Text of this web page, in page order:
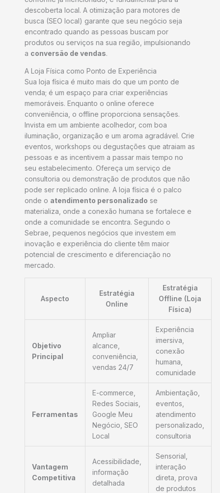
descoberta local. A otimização para motores de
busca (SEO local) garante que seu negócio seja
encontrado quando as pessoas buscam por
produtos ou serviços na sua região, impulsionando
a conversão de vendas.
A Loja Física como Ponto de Experiência
Sua loja física é muito mais do que um ponto de
venda; é um espaço para criar experiências
memoráveis. Enquanto o online oferece
conveniência, o offline proporciona sensações.
Invista em um ambiente acolhedor, com boa
iluminação, organização e um aroma agradável. Crie
eventos, workshops ou degustações que atraiam as
pessoas e as incentivem a passar mais tempo no
seu estabelecimento. Ofereça um serviço de
consultoria ou demonstração de produtos que não
pode ser replicado online. A loja física é o palco
onde o atendimento personalizado se
materializa, onde a conexão humana se fortalece e
onde a comunidade se encontra. Segundo o
Sebrae, pequenos negócios que investem em
inovação e experiência do cliente têm maior
potencial de crescimento e diferenciação no
mercado.
Aspecto
Estratégia
Online
Estratégia
Offline (Loja
Física)
Objetivo
Principal
Ampliar
alcance,
conveniência,
vendas 24/7
Experiência
imersiva,
conexão
humana,
comunidade
Ferramentas
E-commerce,
Redes Sociais,
Google Meu
Negócio, SEO
Local
Ambientação,
eventos,
atendimento
personalizado,
consultoria
Vantagem
Competitiva
Acessibilidade,
informação
detalhada
Sensorial,
interação
direta, prova
de produtos